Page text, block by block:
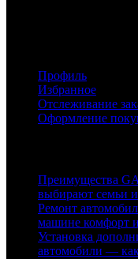
Профиль
Избранное
Отслеживание
Оформление
Преимущества
выбирают семьи
Ремонт
машине комфорт и
Установка
автомобили —